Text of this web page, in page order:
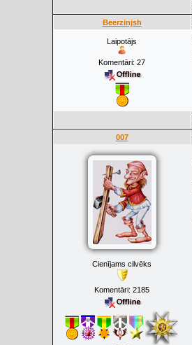
Beerzinjsh
Laipotājs
Komentāri: 27
007
Cienījams cilvēks
Komentāri: 2185